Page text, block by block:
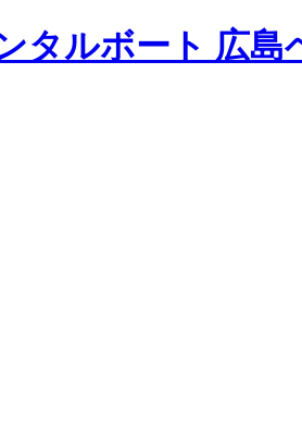
タルボート 広島